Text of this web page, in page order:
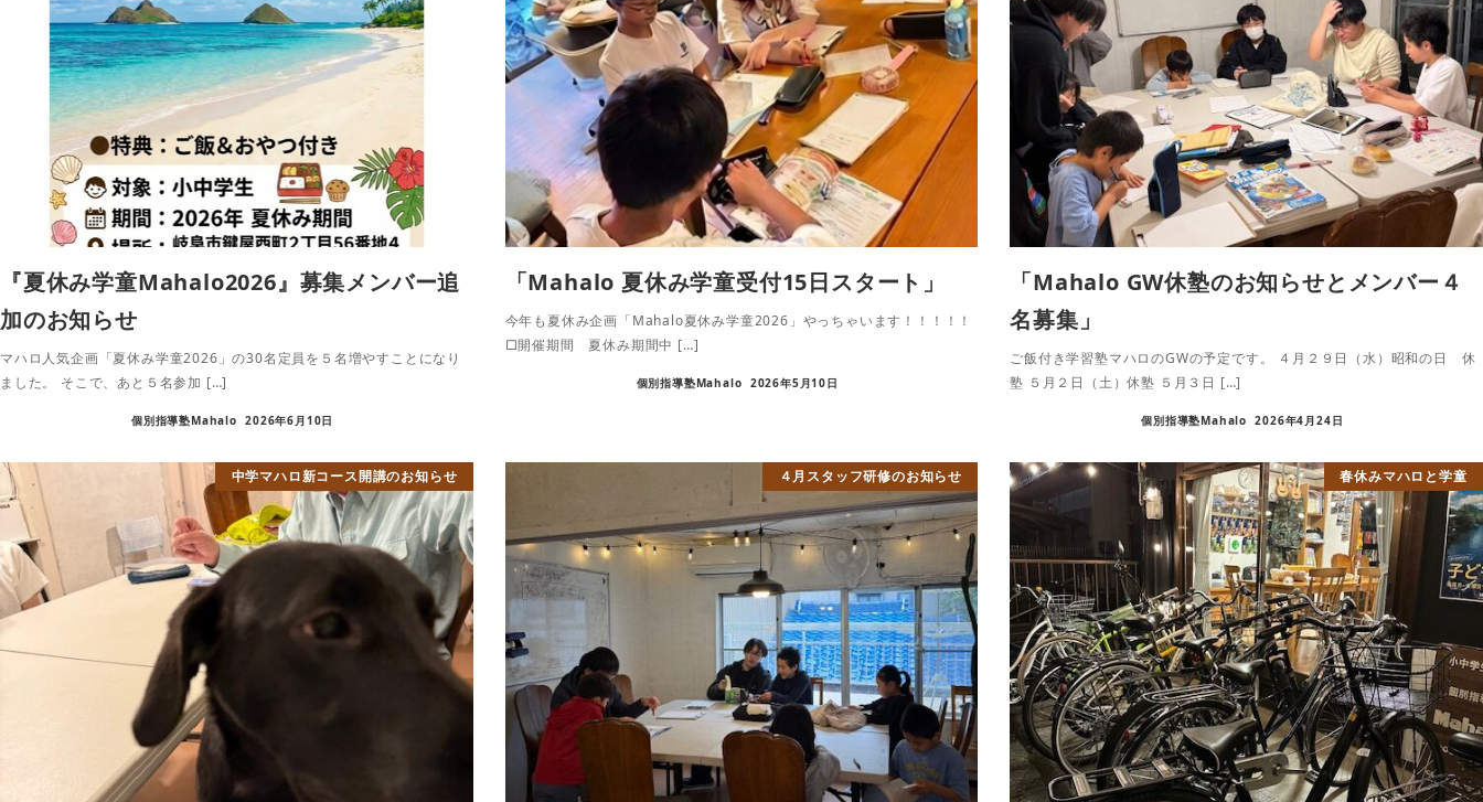
『夏休み学童Mahalo2026』募集メンバー追
加のお知らせ
マハロ人気企画「夏休み学童2026」の30名定員を５名増やすことになり
ました。 そこで、あと５名参加 […]
個別指導塾Mahalo 2026年6月10日
「Mahalo 夏休み学童受付15日スタート」
今年も夏休み企画「Mahalo夏休み学童2026」やっちゃいます！！！！！
□開催期間 夏休み期間中 […]
個別指導塾Mahalo 2026年5月10日
「Mahalo GW休塾のお知らせとメンバー４
名募集」
ご飯付き学習塾マハロのGWの予定です。 ４月２９日（水）昭和の日 休
塾 ５月２日（土）休塾 ５月３日 […]
個別指導塾Mahalo 2026年4月24日
中学マハロ新コース開講のお知らせ ４月スタッフ研修のお知らせ 春休みマハロと学童